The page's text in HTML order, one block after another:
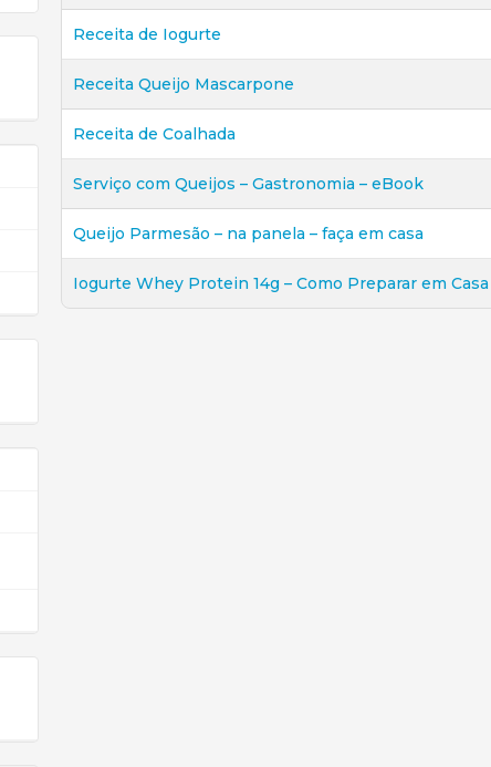
Receita de Iogurte
Receita Queijo Mascarpone
Receita de Coalhada
Serviço com Queijos – Gastronomia – eBook
Queijo Parmesão – na panela – faça em casa
Iogurte Whey Protein 14g – Como Preparar em Casa